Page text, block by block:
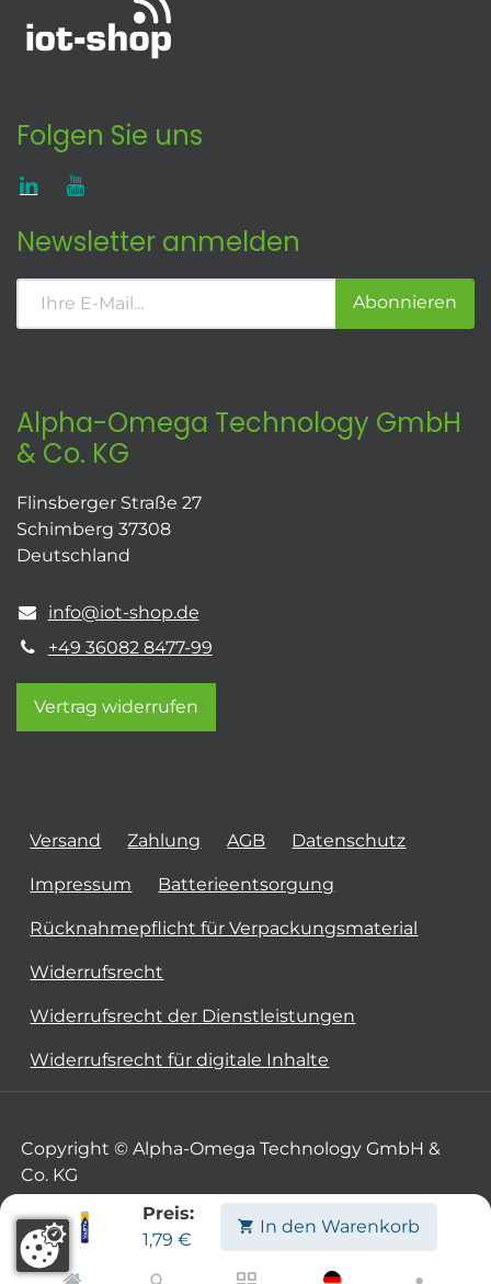
Preis:
1,79 €
In den Warenkorb
Folgen Sie uns
Newsletter anmelden
Abonnieren
Alpha-Omega Technology GmbH
& Co. KG
Flinsberger Straße 27
Schimberg 37308
Deutschland
info@iot-shop.de
+49 36082 8477-99
Vertrag widerrufen
Versand Zahlung AGB Datenschutz
Impressum Batterieentsorgung
Rücknahmepflicht für Verpackungsmaterial
Widerrufsrecht
Widerrufsrecht der Dienstleistungen
Widerrufsrecht für digitale Inhalte
Copyright © Alpha-Omega Technology GmbH &
Co. KG